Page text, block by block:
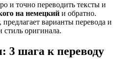
и точно переводить тексты и
на немецкий и обратно.
варианты перевода и
стиль оригинала.
3 шага к переводу